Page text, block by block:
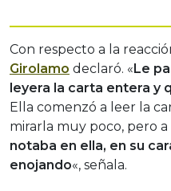
Con respecto a la
Girolamo declaró. « Le
leyera la carta entera y
Ella comenzó a leer la
mirarla muy poco, pero
notaba en ella, en su
enojando«, señala.